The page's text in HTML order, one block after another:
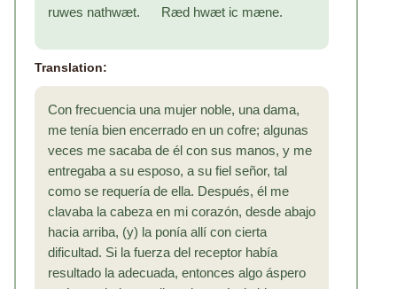
ruwes nathwæt. Ræd hwæt ic mæne.
Translation:
Con frecuencia una mujer noble, una dama,
me tenía bien encerrado en un cofre; algunas
veces me sacaba de él con sus manos, y me
entregaba a su esposo, a su fiel señor, tal
como se requería de ella. Después, él me
clavaba la cabeza en mi corazón, desde abajo
hacia arriba, (y) la ponía allí con cierta
dificultad. Si la fuerza del receptor había
resultado la adecuada, entonces algo áspero